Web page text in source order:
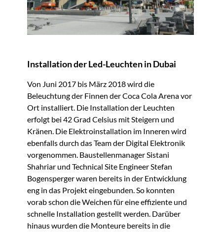
Installation der Led-Leuchten in Dubai
Von Juni 2017 bis März 2018 wird die
Beleuchtung der Finnen der Coca Cola Arena vor
Ort installiert. Die Installation der Leuchten
erfolgt bei 42 Grad Celsius mit Steigern und
Kränen. Die Elektroinstallation im Inneren wird
ebenfalls durch das Team der Digital Elektronik
vorgenommen. Baustellenmanager Sistani
Shahriar und Technical Site Engineer Stefan
Bogensperger waren bereits in der Entwicklung
eng in das Projekt eingebunden. So konnten
vorab schon die Weichen für eine effiziente und
schnelle Installation gestellt werden. Darüber
hinaus wurden die Monteure bereits in die